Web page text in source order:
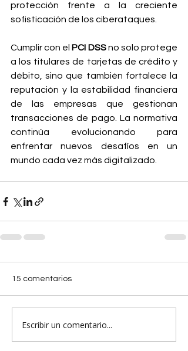
protección frente a la creciente
sofisticación de los ciberataques.
Cumplir con el PCI DSS no solo protege
a los titulares de tarjetas de crédito y
débito, sino que también fortalece la
reputación y la estabilidad financiera
de las empresas que gestionan
transacciones de pago. La normativa
continúa evolucionando para
enfrentar nuevos desafíos en un
mundo cada vez más digitalizado.
15 comentarios
Escribir un comentario...